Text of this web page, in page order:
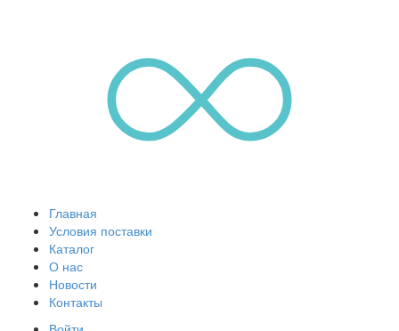
Главная
Условия поставки
Каталог
О нас
Новости
Контакты